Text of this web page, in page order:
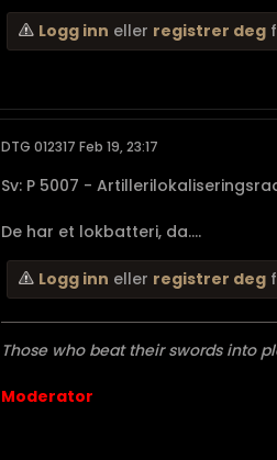
Logg inn eller registrer deg
DTG 012317 Feb 19, 23:17
Sv: P 5007 -
De har et lokbatteri, da....
Logg inn eller registrer deg
Those who beat their swords into
Moderator